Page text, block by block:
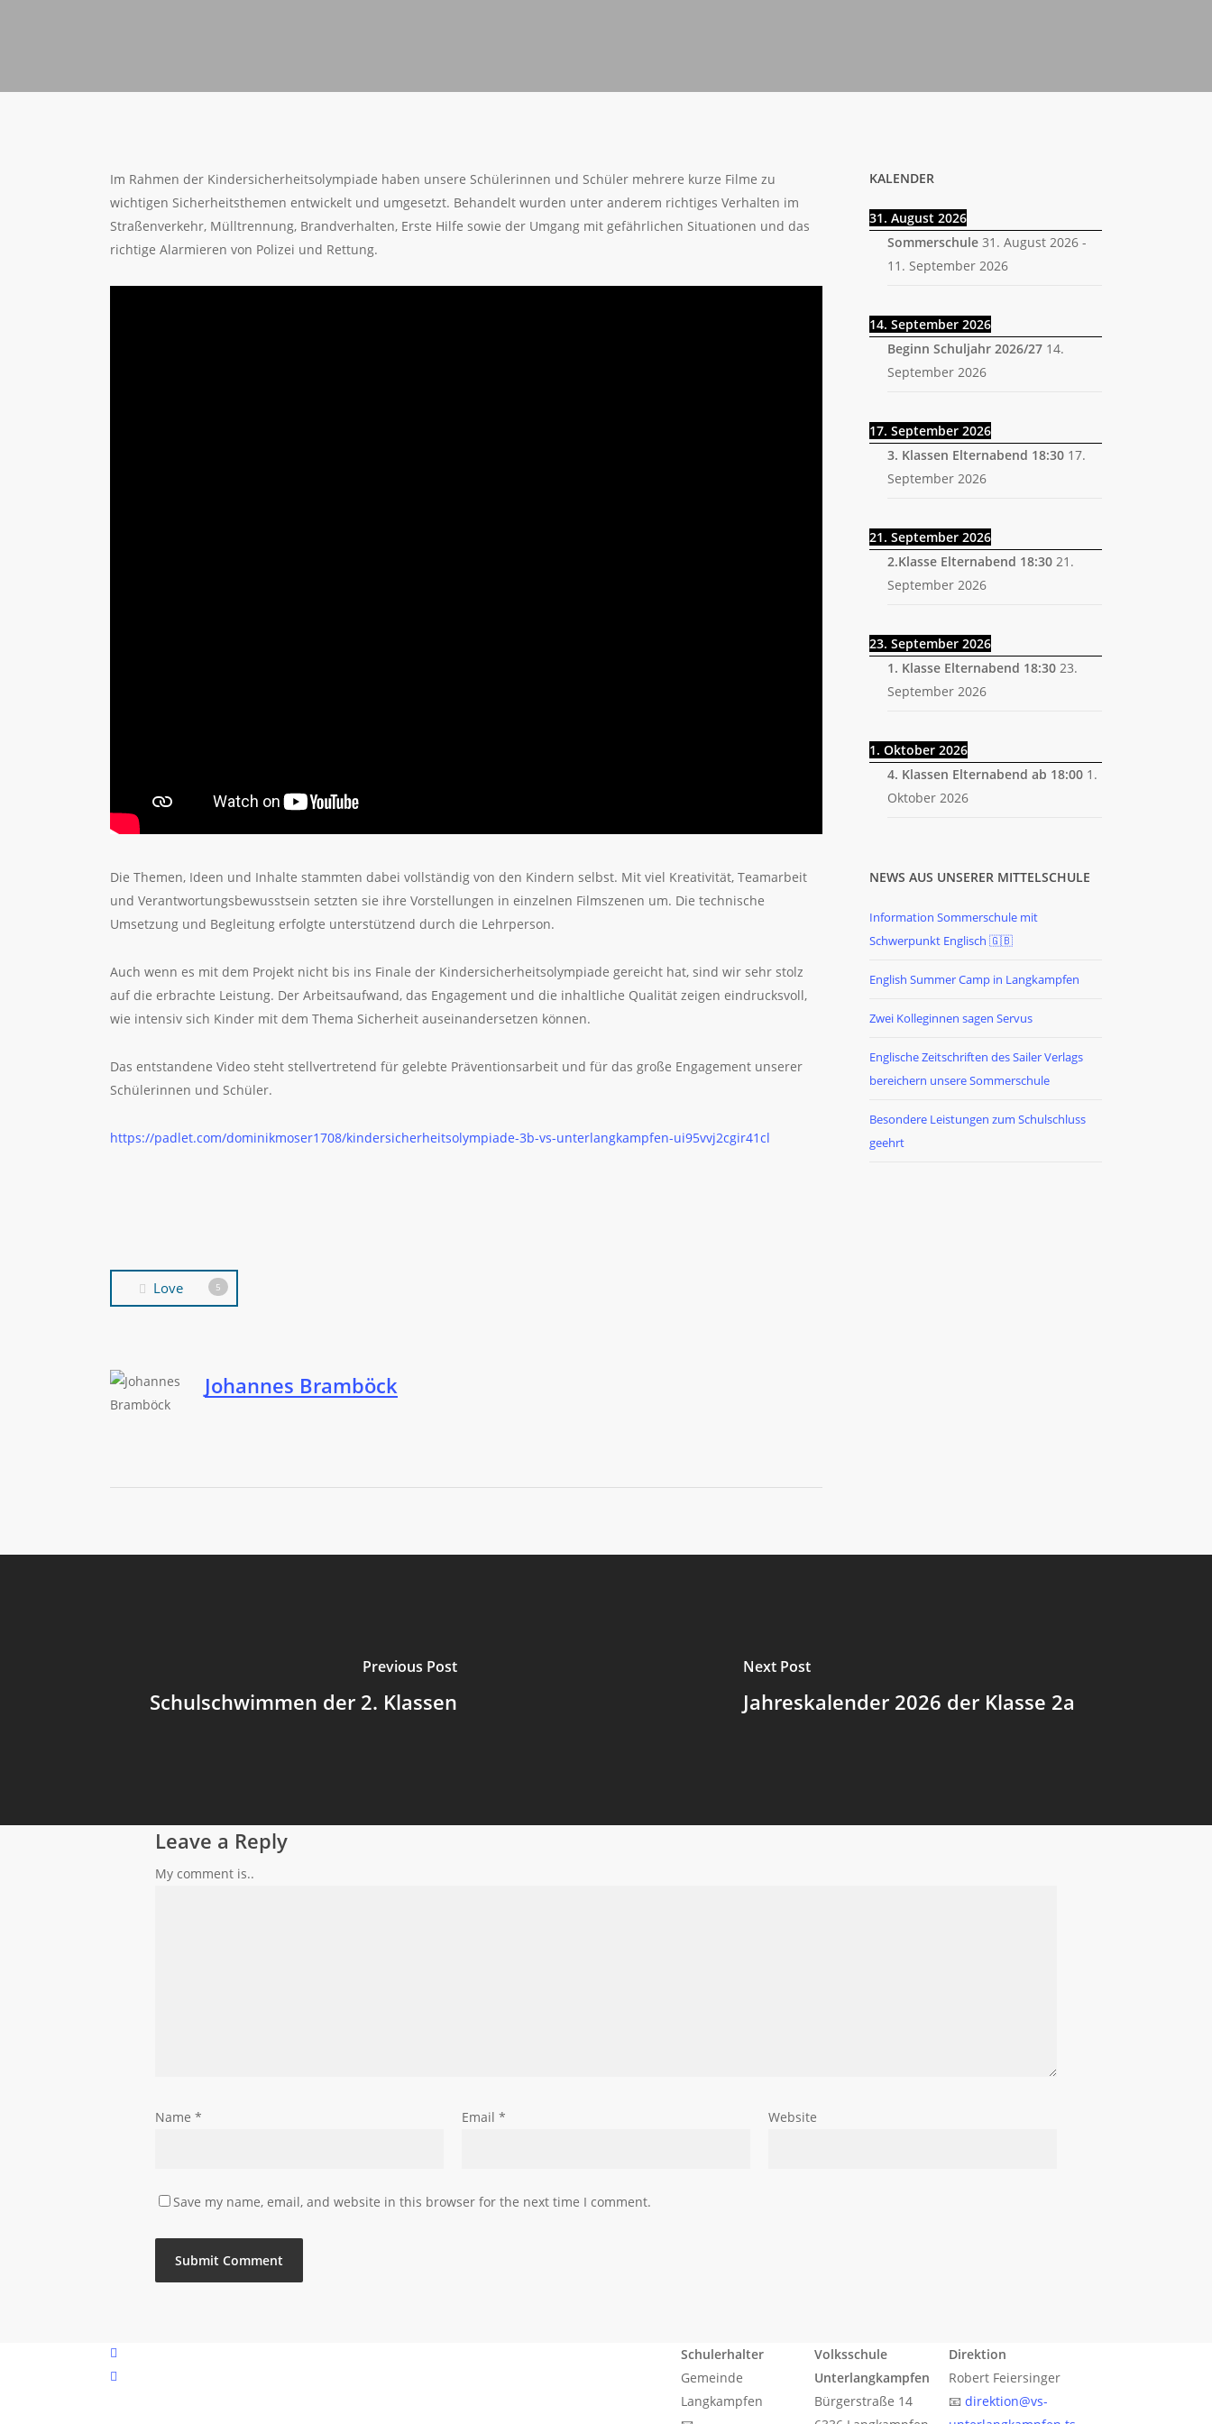
Im Rahmen der Kindersicherheitsolympiade haben unsere Schülerinnen und Schüler mehrere kurze Filme zu
wichtigen Sicherheitsthemen entwickelt und umgesetzt. Behandelt wurden unter anderem richtiges Verhalten im
Straßenverkehr, Mülltrennung, Brandverhalten, Erste Hilfe sowie der Umgang mit gefährlichen Situationen und das
richtige Alarmieren von Polizei und Rettung.
Die Themen, Ideen und Inhalte stammten dabei vollständig von den Kindern selbst. Mit viel Kreativität, Teamarbeit
und Verantwortungsbewusstsein setzten sie ihre Vorstellungen in einzelnen Filmszenen um. Die technische
Umsetzung und Begleitung erfolgte unterstützend durch die Lehrperson.
Auch wenn es mit dem Projekt nicht bis ins Finale der Kindersicherheitsolympiade gereicht hat, sind wir sehr stolz
auf die erbrachte Leistung. Der Arbeitsaufwand, das Engagement und die inhaltliche Qualität zeigen eindrucksvoll,
wie intensiv sich Kinder mit dem Thema Sicherheit auseinandersetzen können.
Das entstandene Video steht stellvertretend für gelebte Präventionsarbeit und für das große Engagement unserer
Schülerinnen und Schüler.
https://padlet.com/dominikmoser1708/kindersicherheitsolympiade-3b-vs-unterlangkampfen-ui95vvj2cgir41cl
Love 5
Johannes Bramböck
KALENDER
31. August 2026
Sommerschule 31. August 2026-
11. September 2026
14. September 2026
Beginn Schuljahr 2026/27 14.
September 2026
17. September 2026
3. Klassen Elternabend 18:30 17.
September 2026
21. September 2026
2.Klasse Elternabend 18:30 21.
September 2026
23. September 2026
1. Klasse Elternabend 18:30 23.
September 2026
1. Oktober 2026
4. Klassen Elternabend ab 18:00 1.
Oktober 2026
NEWS AUS UNSERER MITTELSCHULE
Information Sommerschule mit
Schwerpunkt Englisch 🇬🇧
English Summer Camp in Langkampfen
Zwei Kolleginnen sagen Servus
Englische Zeitschriften des Sailer Verlags
bereichern unsere Sommerschule
Besondere Leistungen zum Schulschluss
geehrt
Previous Post
Schulschwimmen der 2. Klassen
Next Post
Jahreskalender 2026 der Klasse 2a
Leave a Reply
My comment is..
Name * Email * Website
Save my name, email, and website in this browser for the next time I comment.
phone
email
Schulerhalter
Gemeinde
Langkampfen
Volksschule
Unterlangkampfen
Bürgerstraße 14
Direktion
Robert Feiersinger
📧 direktion@vs-